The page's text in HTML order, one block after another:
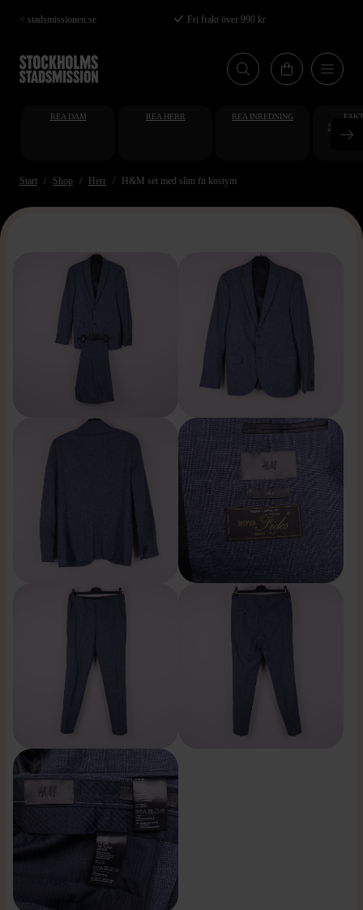
Hoppa
till
huvudinnehåll
< stadsmissionen.se Fri frakt över 990 kr
REA DAM REA HERR REA INREDNING
Start Shop Herr H&M set med slim fit kostym